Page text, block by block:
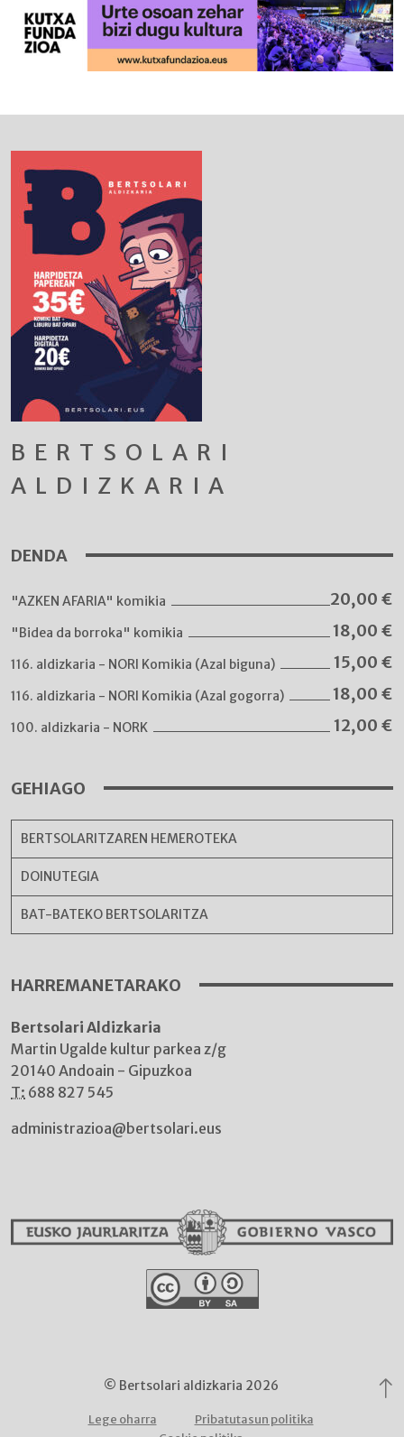
BERTSOLARI
ALDIZKARIA
DENDA
"AZKEN AFARIA" komikia 20,00 €
"Bidea da borroka" komikia 18,00 €
116. aldizkaria - NORI Komikia (Azal biguna) 15,00 €
116. aldizkaria - NORI Komikia (Azal gogorra) 18,00 €
100. aldizkaria - NORK 12,00 €
GEHIAGO
BERTSOLARITZAREN HEMEROTEKA
DOINUTEGIA
BAT-BATEKO BERTSOLARITZA
HARREMANETARAKO
Bertsolari Aldizkaria
Martin Ugalde kultur parkea z/g
20140 Andoain - Gipuzkoa
T: 688 827 545
administrazioa@bertsolari.eus
© Bertsolari aldizkaria 2026
Lege oharra
Pribatutasun politika